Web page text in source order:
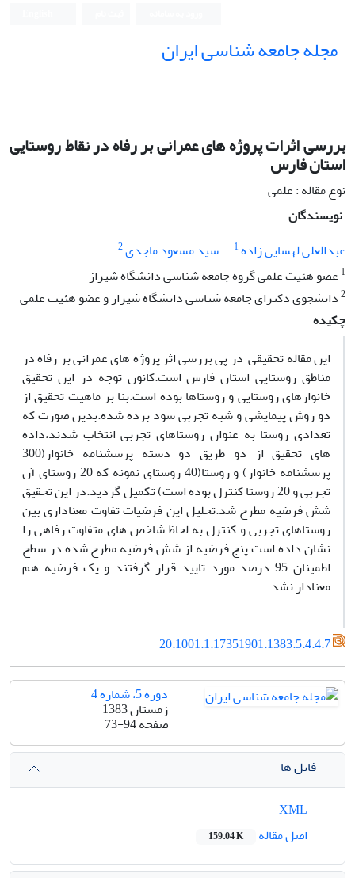
مجله جامعه شناسی ایران
بررسی اثرات پروژه های عمرانی بر رفاه در نقاط روستایی
استان فارس
نوع مقاله : علمی
نویسندگان
عبدالعلی لهسایی زاده1 سید مسعود ماجدی2
1 عضو هئیت علمی گروه جامعه شناسی دانشگاه شیراز
2دانشجوی دکترای جامعه شناسی دانشگاه شیراز و عضو هئیت علمی
چکیده
این مقاله تحقیقی در پی بررسی اثر پروژه های عمرانی بر رفاه در
مناطق روستایی استان فارس است.کانون توجه در این تحقیق
خانوارهای روستایی و روستاها بوده است.بنا بر ماهیت تحقیق از
دو روش پیمایشی و شبه تجربی سود برده شده.بدین صورت که
تعدادی روستا به عنوان روستاهای تجربی انتخاب شدند،داده
های تحقیق از دو طریق دو دسته پرسشنامه خانوار(300
پرسشنامه خانوار) و روستا(40 روستای نمونه که 20 روستای آن
تجربی و 20 روستا کنترل بوده است) تکمیل گردید.در این تحقیق
شش فرضیه مطرح شد.تحلیل این فرضیات تفاوت معناداری بین
روستاهای تجربی و کنترل به لحاظ شاخص های متفاوت رفاهی را
نشان داده است.پنج فرضیه از شش فرضیه مطرح شده در سطح
اطمینان 95 درصد مورد تایید قرار گرفتند و یک فرضیه هم
معنادار نشد.
20.1001.1.17351901.1383.5.4.4.7
دوره 5، شماره 4
زمستان 1383
صفحه73-94
فایل ها
اصل مقاله
159.04 K